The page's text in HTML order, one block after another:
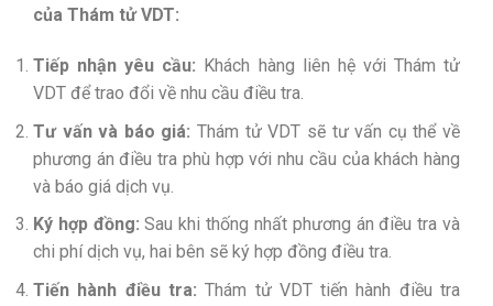
của Thám tử VDT:
Tiếp nhận yêu cầu: Khách hàng liên hệ với Thám tử
VDT để trao đổi về nhu cầu điều tra.
Tư vấn và báo giá: Thám tử VDT sẽ tư vấn cụ thể về
phương án điều tra phù hợp với nhu cầu của khách hàng
và báo giá dịch vụ.
Ký hợp đồng: Sau khi thống nhất phương án điều tra và
chi phí dịch vụ, hai bên sẽ ký hợp đồng điều tra.
Tiến hành điều tra: Thám tử VDT tiến hành điều tra